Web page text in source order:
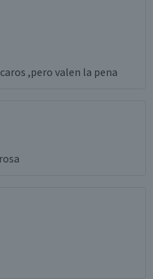
,pero valen la pena